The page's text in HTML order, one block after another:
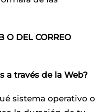
O DEL CORREO
a través de la Web?
sistema operativo o